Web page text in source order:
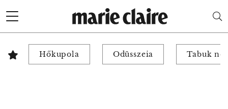
Hőkupola Odüsszeia Tabuk